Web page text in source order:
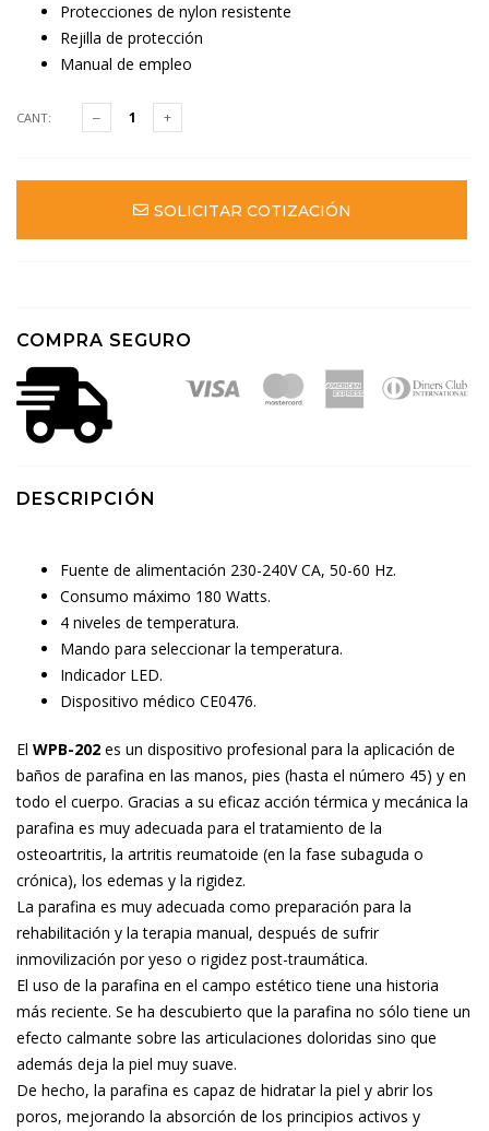
Protecciones de nylon resistente
Rejilla de protección
Manual de empleo
CANT:
SOLICITAR COTIZACIÓN
COMPRA SEGURO
DESCRIPCIÓN
Fuente de alimentación 230-240V CA, 50-60 Hz.
Consumo máximo 180 Watts.
4 niveles de temperatura.
Mando para seleccionar la temperatura.
Indicador LED.
Dispositivo médico CE0476.
El WPB-202 es un dispositivo profesional para la aplicación de
baños de parafina en las manos, pies (hasta el número 45) y en
todo el cuerpo. Gracias a su eficaz acción térmica y mecánica la
parafina es muy adecuada para el tratamiento de la
osteoartritis, la artritis reumatoide (en la fase subaguda o
crónica), los edemas y la rigidez.
La parafina es muy adecuada como preparación para la
rehabilitación y la terapia manual, después de sufrir
inmovilización por yeso o rigidez post-traumática.
El uso de la parafina en el campo estético tiene una historia
más reciente. Se ha descubierto que la parafina no sólo tiene un
efecto calmante sobre las articulaciones doloridas sino que
además deja la piel muy suave.
De hecho, la parafina es capaz de hidratar la piel y abrir los
poros, mejorando la absorción de los principios activos y